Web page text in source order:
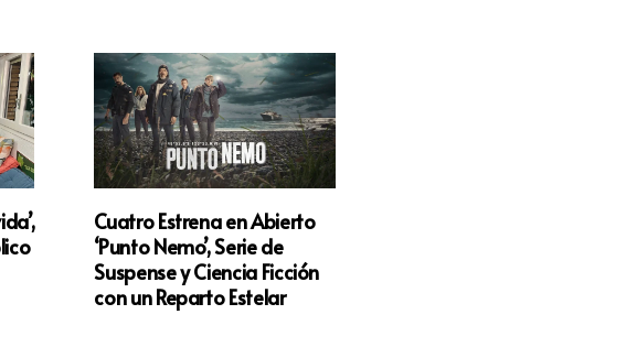
Cuatro Estrena en Abierto
‘Punto Nemo’, Serie de
Suspense y Ciencia Ficción
con un Reparto Estelar